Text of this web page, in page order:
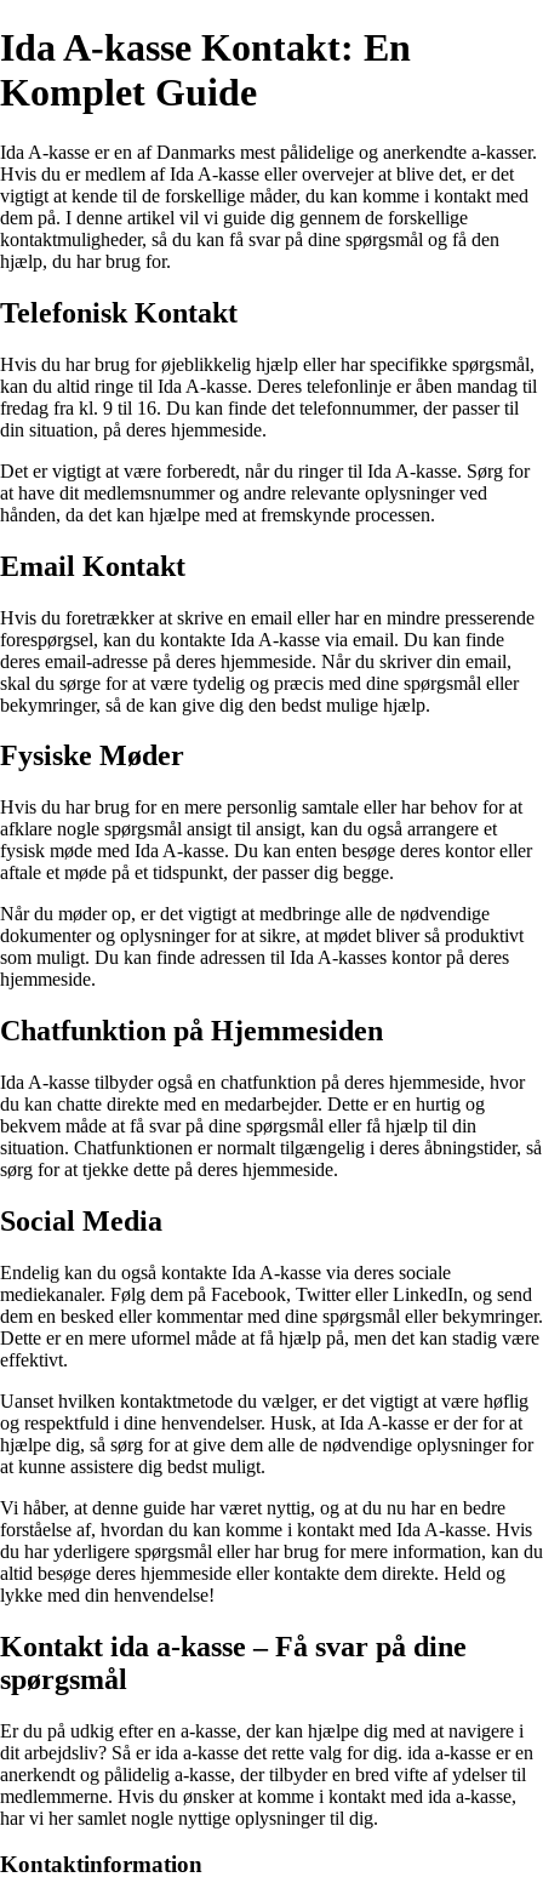
Ida A-kasse Kontakt: En
Komplet Guide
Ida A-kasse er en af Danmarks mest pålidelige og anerkendte a-kasser.
Hvis du er medlem af Ida A-kasse eller overvejer at blive det, er det
vigtigt at kende til de forskellige måder, du kan komme i kontakt med
dem på. I denne artikel vil vi guide dig gennem de forskellige
kontaktmuligheder, så du kan få svar på dine spørgsmål og få den
hjælp, du har brug for.
Telefonisk Kontakt
Hvis du har brug for øjeblikkelig hjælp eller har specifikke spørgsmål,
kan du altid ringe til Ida A-kasse. Deres telefonlinje er åben mandag til
fredag ​​fra kl. 9 til 16. Du kan finde det telefonnummer, der passer til
din situation, på deres hjemmeside.
Det er vigtigt at være forberedt, når du ringer til Ida A-kasse. Sørg for
at have dit medlemsnummer og andre relevante oplysninger ved
hånden, da det kan hjælpe med at fremskynde processen.
Email Kontakt
Hvis du foretrækker at skrive en email eller har en mindre presserende
forespørgsel, kan du kontakte Ida A-kasse via email. Du kan finde
deres email-adresse på deres hjemmeside. Når du skriver din email,
skal du sørge for at være tydelig og præcis med dine spørgsmål eller
bekymringer, så de kan give dig den bedst mulige hjælp.
Fysiske Møder
Hvis du har brug for en mere personlig samtale eller har behov for at
afklare nogle spørgsmål ansigt til ansigt, kan du også arrangere et
fysisk møde med Ida A-kasse. Du kan enten besøge deres kontor eller
aftale et møde på et tidspunkt, der passer dig begge.
Når du møder op, er det vigtigt at medbringe alle de nødvendige
dokumenter og oplysninger for at sikre, at mødet bliver så produktivt
som muligt. Du kan finde adressen til Ida A-kasses kontor på deres
hjemmeside.
Chatfunktion på Hjemmesiden
Ida A-kasse tilbyder også en chatfunktion på deres hjemmeside, hvor
du kan chatte direkte med en medarbejder. Dette er en hurtig og
bekvem måde at få svar på dine spørgsmål eller få hjælp til din
situation. Chatfunktionen er normalt tilgængelig i deres åbningstider, så
sørg for at tjekke dette på deres hjemmeside.
Social Media
Endelig kan du også kontakte Ida A-kasse via deres sociale
mediekanaler. Følg dem på Facebook, Twitter eller LinkedIn, og send
dem en besked eller kommentar med dine spørgsmål eller bekymringer.
Dette er en mere uformel måde at få hjælp på, men det kan stadig være
effektivt.
Uanset hvilken kontaktmetode du vælger, er det vigtigt at være høflig
og respektfuld i dine henvendelser. Husk, at Ida A-kasse er der for at
hjælpe dig, så sørg for at give dem alle de nødvendige oplysninger for
at kunne assistere dig bedst muligt.
Vi håber, at denne guide har været nyttig, og at du nu har en bedre
forståelse af, hvordan du kan komme i kontakt med Ida A-kasse. Hvis
du har yderligere spørgsmål eller har brug for mere information, kan du
altid besøge deres hjemmeside eller kontakte dem direkte. Held og
lykke med din henvendelse!
Kontakt ida a-kasse – Få svar på dine
spørgsmål
Er du på udkig efter en a-kasse, der kan hjælpe dig med at navigere i
dit arbejdsliv? Så er ida a-kasse det rette valg for dig. ida a-kasse er en
anerkendt og pålidelig a-kasse, der tilbyder en bred vifte af ydelser til
medlemmerne. Hvis du ønsker at komme i kontakt med ida a-kasse,
har vi her samlet nogle nyttige oplysninger til dig.
Kontaktinformation